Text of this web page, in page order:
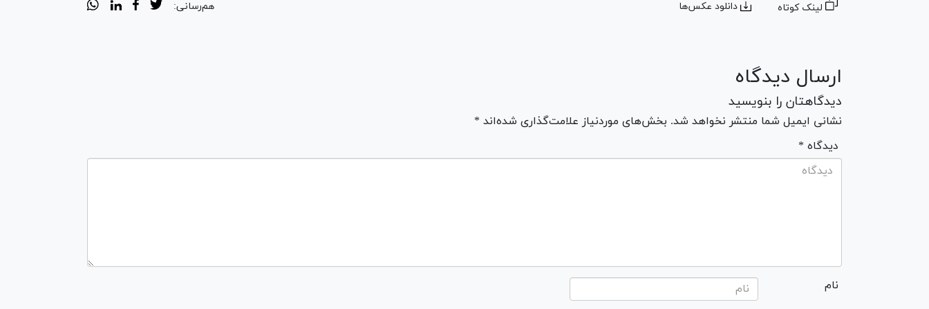
لینک کوتاه دانلود عکس‌ها هم‌رسانی:
ارسال دیدگاه
دیدگاهتان را بنویسید
نشانی ایمیل شما منتشر نخواهد شد. بخش‌های موردنیاز علامت‌گذاری شده‌اند *
* دیدگاه
نام